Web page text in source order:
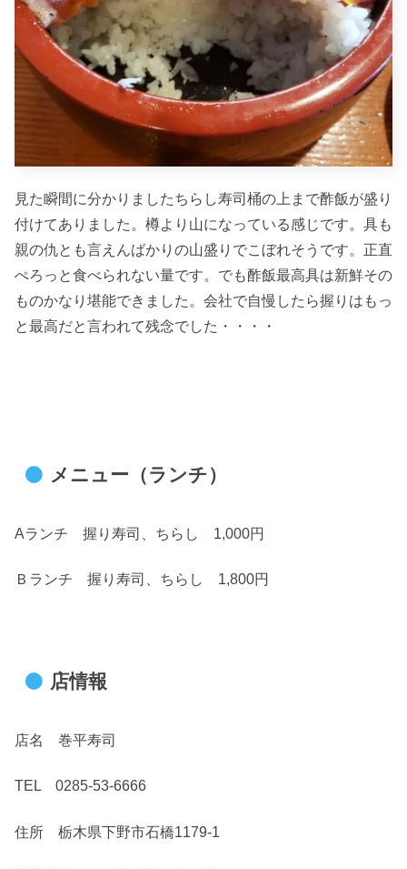
見た瞬間に分かりましたちらし寿司桶の上まで酢飯が盛り
付けてありました。樽より山になっている感じです。具も
親の仇とも言えんばかりの山盛りでこぼれそうです。正直
ぺろっと食べられない量です。でも酢飯最高具は新鮮その
ものかなり堪能できました。会社で自慢したら握りはもっ
と最高だと言われて残念でした・・・・
メニュー（ランチ）
Aランチ 握り寿司、ちらし 1,000円
Ｂランチ 握り寿司、ちらし 1,800円
店情報
店名 巻平寿司
TEL 0285-53-6666
住所 栃木県下野市石橋1179-1